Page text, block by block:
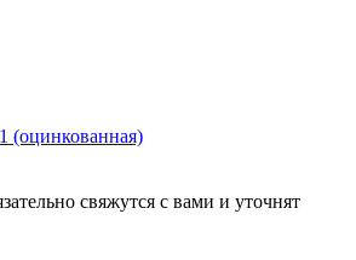
свяжутся с вами и уточнят